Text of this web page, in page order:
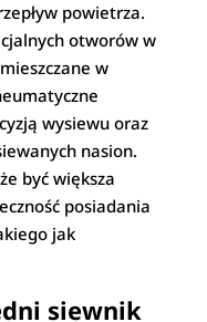
powietrza.
otworów w
w
wysiewu oraz
nasion.
być większa
posiadania
jak
siewnik